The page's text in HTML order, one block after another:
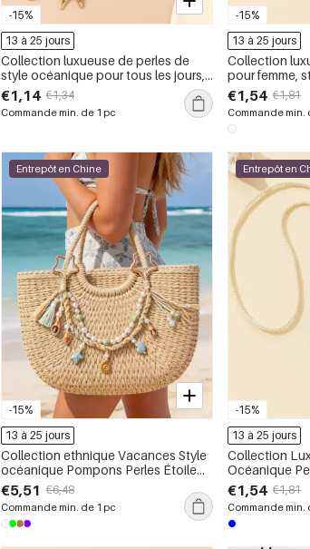
-15%
13 à 25 jours
Collection luxueuse de perles de
style océanique pour tous les jours,
coquillage, étoile de mer, métal,
strass, perle artificielle, breloques
pour sac
€1,14 €1,34
Commande min. de 1 pc
-15%
13 à 25 jours
Collection
pour femme,
de
strass.
€1,54 €1,81
Commande min.
-15%
Entrepôt en Chine
13 à 25 jours
Collection ethnique Vacances Style
océanique Pompons Perles Étoile
Coquillage tissé Breloques de sac
en coton
€5,51 €6,48
Commande min. de 1 pc
-15%
Entrepôt en
13 à 25 jours
Collection
Océanique
Breloques de
Plastique
€1,54 €1,81
Commande min.